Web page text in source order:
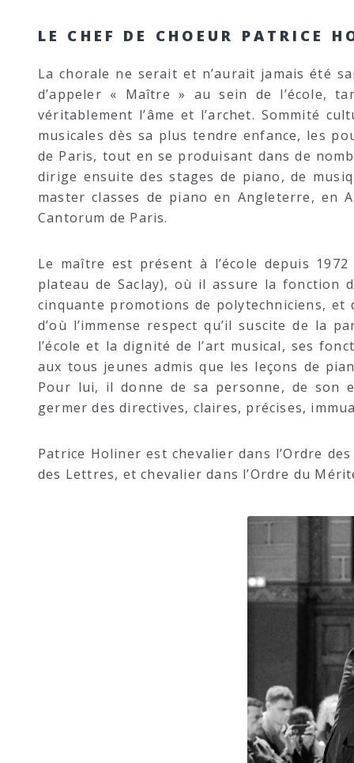
LE CHEF DE CHOEUR PATRICE
La chorale ne serait et n’aurait jamais été
d’appeler « Maître » au sein de
véritablement l’âme et l’archet. Sommité
musicales dès sa plus tendre enfance, les
de Paris, tout en se produisant dans de
dirige ensuite des stages de piano, de
master classes de piano en Angleterre, en
Cantorum de Paris.
Le maître est présent à l’école depuis
plateau de Saclay), où il assure la fonction
cinquante promotions de polytechniciens, et
d’où l’immense respect qu’il suscite de la
l’école et la dignité de l’art musical, ses
aux tous jeunes admis que les leçons de
Pour lui, il donne de sa personne, de
germer des directives, claires, précises,
Patrice Holiner est chevalier dans l’Ordre
des Lettres, et chevalier dans l’Ordre du